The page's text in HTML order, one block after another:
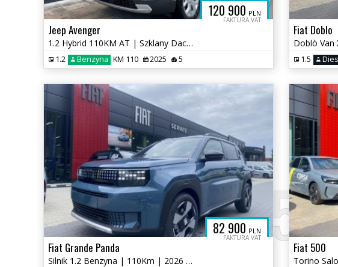
120 900 PLN
FAKTURA VAT
Jeep Avenger
1.2 Hybrid 110KM AT | Szklany Dach | Pakiet Zimowy + Skóra
1.2 Benzyna KM 110 2025 5
Fiat Doblo
1.5
82 900 PLN
FAKTURA VAT
Fiat Grande Panda
Silnik 1.2 Benzyna | 110Km | 2026 | Wersja La Prima
Fiat 500